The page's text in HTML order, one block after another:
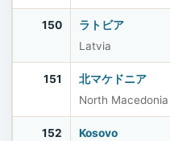
150
ラトビア
Latvia
151
北マケドニア
North Macedonia
152 Kosovo